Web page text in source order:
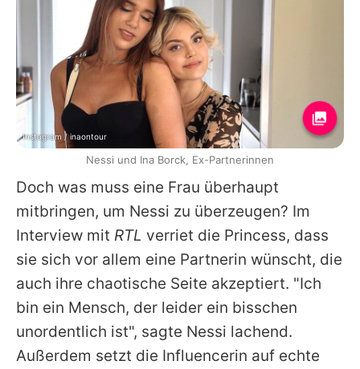
Doch was muss eine Frau überhaupt
mitbringen, um Nessi zu überzeugen? Im
Interview mit RTL verriet die Princess, dass
sie sich vor allem eine Partnerin wünscht, die
auch ihre chaotische Seite akzeptiert. "Ich
bin ein Mensch, der leider ein bisschen
unordentlich ist", sagte Nessi lachend.
Außerdem setzt die Influencerin auf echte
Instagram / inaontour
Nessi und Ina Borck, Ex-Partnerinnen